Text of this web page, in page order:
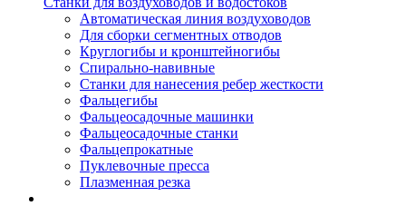
Автоматическая линия воздуховодов
Для сборки сегментных отводов
Круглогибы и кронштейногибы
Спирально-навивные
Станки для нанесения ребер жесткости
Фальцегибы
Фальцеосадочные машинки
Фальцеосадочные станки
Фальцепрокатные
Пуклевочные пресса
Плазменная резка